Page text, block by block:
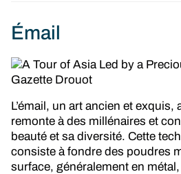
Émail
L’émail, un art ancien et exquis,
remonte à des millénaires et
beauté et sa diversité. Cette
consiste à fondre des poudres
surface, généralement en